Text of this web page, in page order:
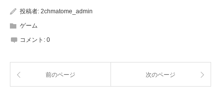
投稿者: 2chmatome_admin
ゲーム
コメント: 0
前のページ 次のページ